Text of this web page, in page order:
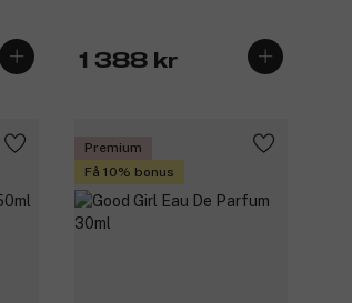
1 388 kr
Premium
Få 10% bonus